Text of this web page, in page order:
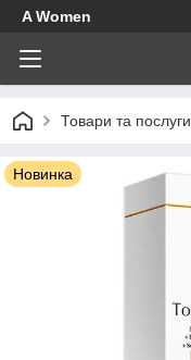
A Women
Товари та послуги
Новинка